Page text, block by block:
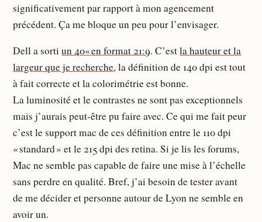
significativement par rapport à mon agencement
précédent. Ça me bloque un peu pour l’envisager.
Dell a sortiun 40« en format 21:9. C’estla hauteur et la
largeur que je recherche, la définition de 140 dpi est tout
à fait correcte et la colorimétrie est bonne.
La luminosité et le contrastes ne sont pas exceptionnels
mais j’aurais peut-être pu faire avec. Ce qui me fait peur
c’est le support mac de ces définition entre le 110 dpi
« standard » et le 215 dpi des retina. Si je lis les forums,
Mac ne semble pas capable de faire une mise à l’échelle
sans perdre en qualité. Bref, j’ai besoin de tester avant
de me décider et personne autour de Lyon ne semble en
avoir un.